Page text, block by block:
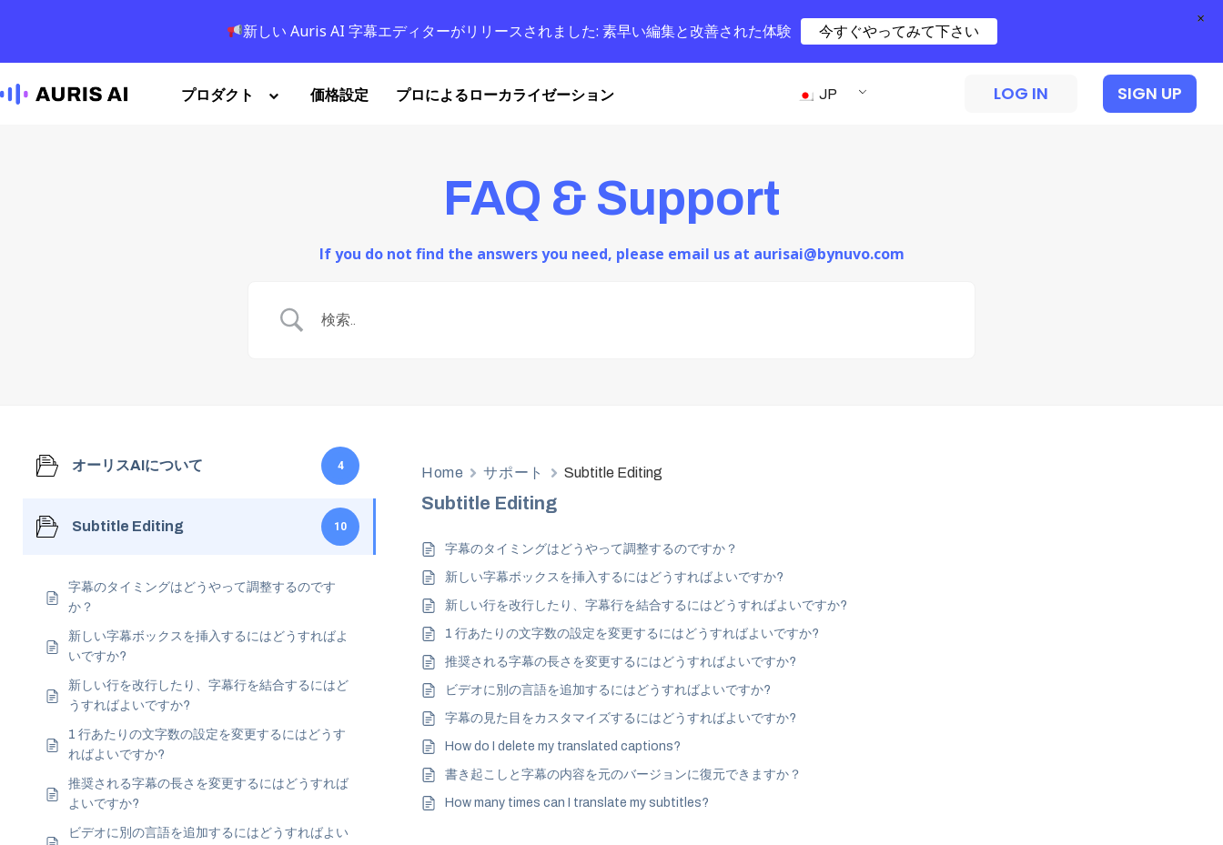
プロダクト 価格設定 プロによるローカライゼーション JP LOG IN SIGN UP
FAQ & Support
If you do not find the answers you need, please email us at aurisai@bynuvo.com
オーリスAIについて 4
Subtitle Editing 10
字幕のタイミングはどうやって調整するのです
か？
新しい字幕ボックスを挿入するにはどうすればよ
いですか?
新しい行を改行したり、字幕行を結合するにはど
うすればよいですか?
1 行あたりの文字数の設定を変更するにはどうす
ればよいですか?
推奨される字幕の長さを変更するにはどうすれば
よいですか?
ビデオに別の言語を追加するにはどうすればよい
Home サポート Subtitle Editing
Subtitle Editing
字幕のタイミングはどうやって調整するのですか？
新しい字幕ボックスを挿入するにはどうすればよいですか?
新しい行を改行したり、字幕行を結合するにはどうすればよいですか?
1 行あたりの文字数の設定を変更するにはどうすればよいですか?
推奨される字幕の長さを変更するにはどうすればよいですか?
ビデオに別の言語を追加するにはどうすればよいですか?
字幕の見た目をカスタマイズするにはどうすればよいですか?
How do I delete my translated captions?
書き起こしと字幕の内容を元のバージョンに復元できますか？
How many times can I translate my subtitles?
新しい Auris AI 字幕エディターがリリースされました: 素早い編集と改善された体験 今すぐやってみて下さい
×